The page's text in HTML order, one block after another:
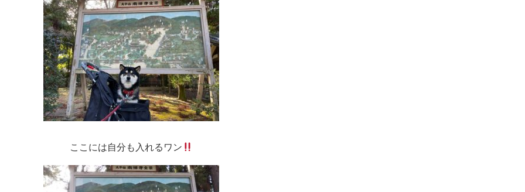
ここには自分も入れるワン